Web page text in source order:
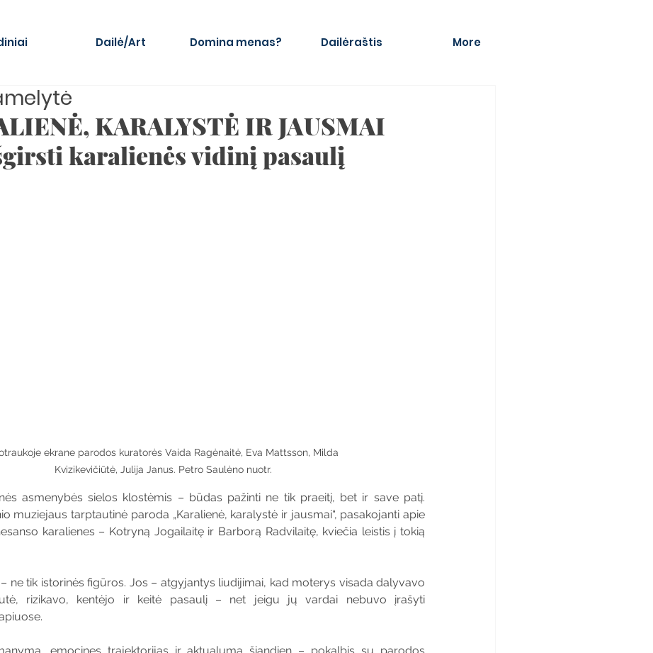
Dailė/Art Domina menas? Dailėraštis More
KARALYSTĖ IR JAUSMAI
karalienės vidinį pasaulį
ekrane parodos kuratorės Vaida Ragėnaitė, Eva Mattsson, Milda
Kvizikevičiūtė, Julija Janus. Petro Saulėno nuotr.
asmenybės sielos klostėmis – būdas pažinti ne tik praeitį, bet ir save patį.
muziejaus tarptautinė paroda „Karalienė, karalystė ir jausmai“, pasakojanti apie
karalienes – Kotryną Jogailaitę ir Barborą Radvilaitę, kviečia leistis į tokią
ne tik istorinės figūros. Jos – atgyjantys liudijimai, kad moterys visada dalyvavo
rizikavo, kentėjo ir keitė pasaulį – net jeigu jų vardai nebuvo įrašyti